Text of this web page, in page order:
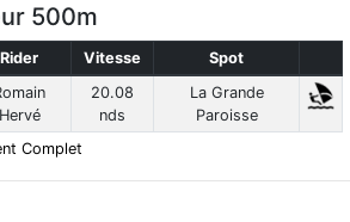
500m
Rider Vitesse
Spot
Hervé
20.08
nds
La Grande
Paroisse
Complet